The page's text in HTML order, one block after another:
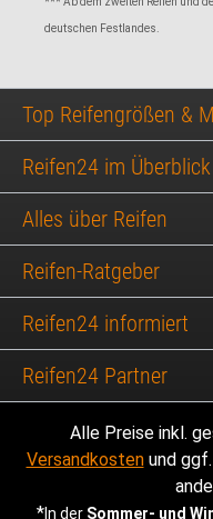
deutschen Festlandes.
Top Reifengrößen &
Reifen24 im Überblick
Alles über Reifen
Reifen-Ratgeber
Reifen24 informiert
Reifen24 Partner
Alle Preise inkl.
Versandkostenund ggf.
*In der Sommer- und